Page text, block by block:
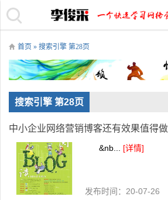
首页 » 搜索引擎 第28页
搜索引擎 第28页
中小企业网络营销博客还有效果值得做
&nb... [详情]
发布时间：20-07-26